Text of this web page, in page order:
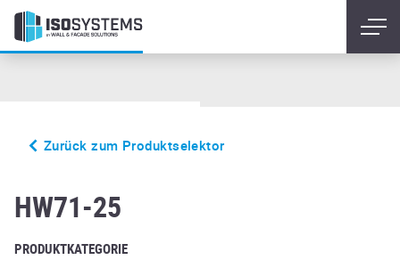
Zurück zum Produktselektor
HW71-25
PRODUKTKATEGORIE